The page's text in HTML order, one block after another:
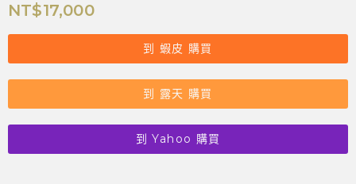
NT$17,000
到 蝦皮 購買
到 露天 購買
到 Yahoo 購買